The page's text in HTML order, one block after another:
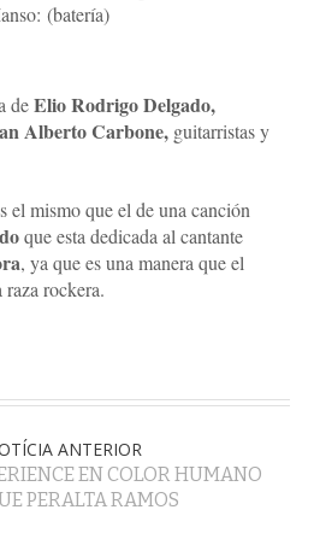
(batería)
deElio Rodrigo Delgado,
Alberto Carbone, guitarristas y
el mismo que el de una canción
que esta dedicada al cantante
, ya que es una manera que el
rockera.
ANTERIOR
EN COLOR HUMANO
PERALTA RAMOS